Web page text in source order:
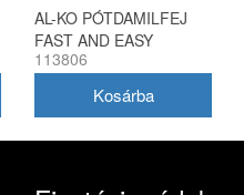
AL-KO PÓTDAMILFEJ
FAST AND EASY
113806